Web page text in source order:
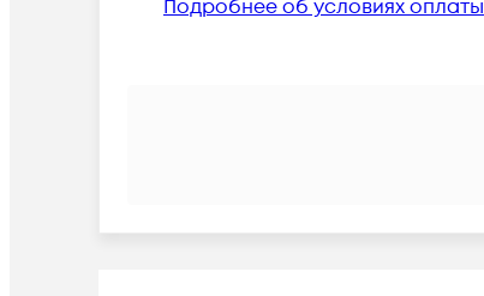
Подробнее об условиях оплаты